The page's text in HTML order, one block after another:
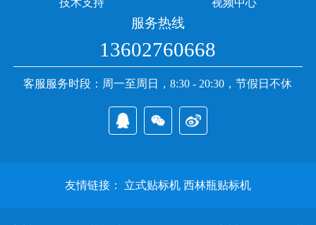
技术支持
视频中心
服务热线
13602760668
客服服务时段：周一至周日，8:30 - 20:30，节假日不休
友情链接： 立式贴标机 西林瓶贴标机